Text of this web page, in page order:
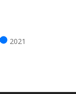
2021